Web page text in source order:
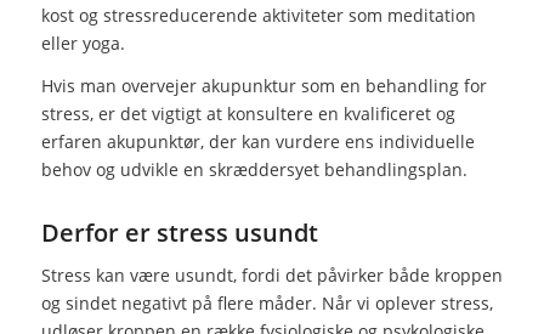
kost og stressreducerende aktiviteter som meditation
eller yoga.
Hvis man overvejer akupunktur som en behandling for
stress, er det vigtigt at konsultere en kvalificeret og
erfaren akupunktør, der kan vurdere ens individuelle
behov og udvikle en skræddersyet behandlingsplan.
Derfor er stress usundt
Stress kan være usundt, fordi det påvirker både kroppen
og sindet negativt på flere måder. Når vi oplever stress,